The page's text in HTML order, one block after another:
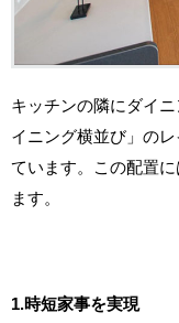
キッチンの隣にダイ
イニング横並び」の
ています。この配置
ます。
1.時短家事を実現